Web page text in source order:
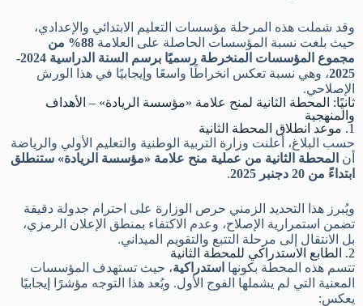
وقد شملت هذه المرحلة مؤسسات التعليم الابتدائي والإعدادي،
حيث بلغت نسبة المؤسسات الحاصلة على العلامة
88% من
مجموع المؤسسات المنخرطة رسميًا برسم السنة الدراسية 2024-
2025، وهي نسبة تعكس انخراطًا واسعًا وإيجابيًا في هذا الورش
الإصلاحي.
ثانيًا: المحطة الثانية لمنح علامة «مؤسسة الريادة» – الأهداف
والمنهجية
1. موعد انطلاق المحطة الثانية
حسب البلاغ، أعلنت وزارة التربية الوطنية والتعليم الأولي والرياضة
أن المحطة الثانية من عملية منح علامة «مؤسسة الريادة» ستنطلق
ابتداءً من 20 دجنبر 2025
.
ويُبرز هذا التحديد الزمني حرص الوزارة على احترام جدولة دقيقة
تضمن استمرارية الإصلاح، وعدم الاكتفاء بمنطق الإعلان الرمزي،
بل الانتقال إلى مرحلة التتبع والتقويم الميداني.
2. الطابع الاستدراكي للمحطة الثانية
تتسم هذه المحطة بكونها استدراكية، حيث تستهدف المؤسسات
المعنية التي لم يشملها الفوج الأول. ويُعد هذا التوجه مؤشرًا إيجابيًا
يعكس: